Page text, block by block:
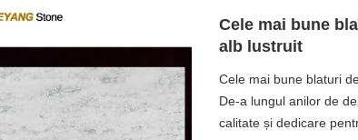
Cele mai bune
alb lustruit
Cele mai bune blaturi
De-a lungul anilor de
calitate și dedicare